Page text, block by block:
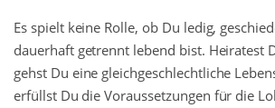
Es spielt keine Rolle, ob Du ledig,
dauerhaft getrennt lebend bist. Heiratest
gehst Du eine gleichgeschlechtliche
erfüllst Du die Voraussetzungen für die